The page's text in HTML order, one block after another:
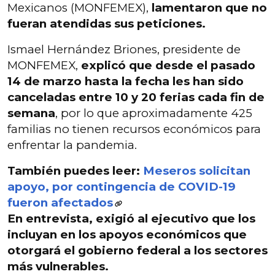
Mexicanos (MONFEMEX), lamentaron que no
fueran atendidas sus peticiones.
Ismael Hernández Briones, presidente de
MONFEMEX, explicó que desde el pasado
14 de marzo hasta la fecha les han sido
canceladas entre 10 y 20 ferias cada fin de
semana, por lo que aproximadamente 425
familias no tienen recursos económicos para
enfrentar la pandemia.
También puedes leer: Meseros solicitan
apoyo, por contingencia de COVID-19
fueron afectados
En entrevista, exigió al ejecutivo que los
incluyan en los apoyos económicos que
otorgará el gobierno federal a los sectores
más vulnerables.